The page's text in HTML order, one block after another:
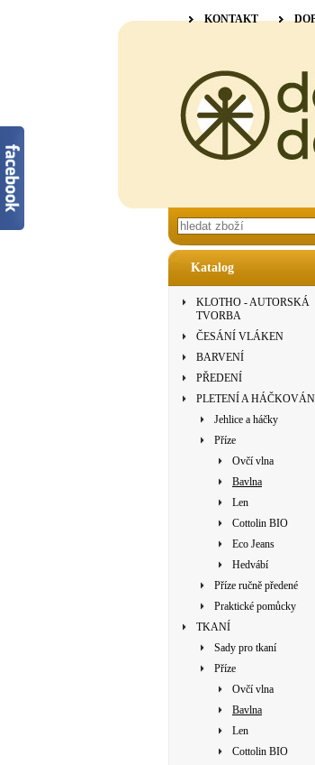
Katalog
KLOTHO - AUTORSKÁ
TVORBA
ČESÁNÍ VLÁKEN
BARVENÍ
PŘEDENÍ
PLETENÍ A
Jehlice a háčky
Příze
Ovčí vlna
Bavlna
Len
Cottolin BIO
Eco Jeans
Hedvábí
Příze ručně předené
Praktické pomůcky
TKANÍ
Sady pro tkaní
Příze
Ovčí vlna
Bavlna
Len
Cottolin BIO
KONTAKT